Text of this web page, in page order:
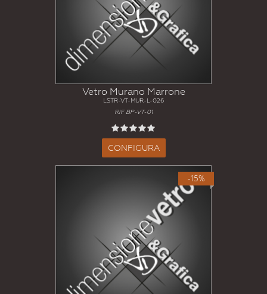
Vetro Murano Marrone
LSTR-VT-MUR-L-026
RIF BP-VT-01
CONFIGURA
-15%